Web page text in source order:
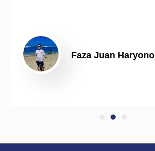
Faza Juan Haryono